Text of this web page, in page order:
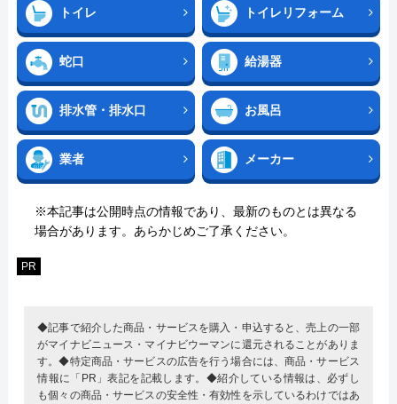
トイレ トイレリフォーム
蛇口 給湯器
排水管・排水口 お風呂
業者 メーカー
※本記事は公開時点の情報であり、最新のものとは異なる
場合があります。あらかじめご了承ください。
PR
◆記事で紹介した商品・サービスを購入・申込すると、売上の一部
がマイナビニュース・マイナビウーマンに還元されることがありま
す。◆特定商品・サービスの広告を行う場合には、商品・サービス
情報に「PR」表記を記載します。◆紹介している情報は、必ずし
も個々の商品・サービスの安全性・有効性を示しているわけではあ